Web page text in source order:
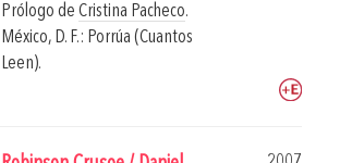
Prólogo de Cristina Pacheco.
México, D. F.: Porrúa (Cuantos
Leen).